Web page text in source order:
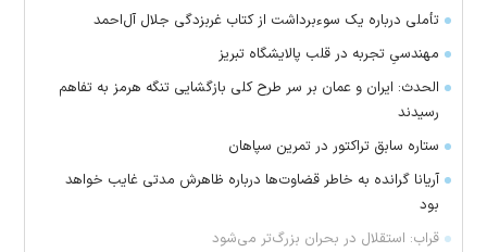
تأملی درباره یک سوءبرداشت از کتاب غربزدگی جلال آل‌احمد
مهندسیِ تجربه در قلب پالایشگاه تبریز
الحدث: ایران و عمان بر سر طرح کلی بازگشایی تنگه هرمز به تفاهم
رسیدند
ستاره سابق تراکتور در تمرین سپاهان
آریانا گرانده به خاطر قضاوت‌ها درباره ظاهرش مدتی غایب خواهد
بود
قراب: استقلال در بحران بزرگ‌تر می‌شود